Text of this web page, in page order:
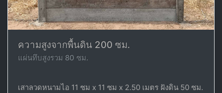
ความสูงจากพื้นดิน 200 ซม.
แผ่นทึบสูงรวม 80 ซม.
เสาลวดหนามไอ 11 ซม x 11 ซม x 2.50 เมตร ฝังดิน 50 ซม.